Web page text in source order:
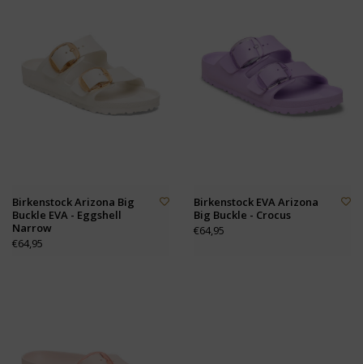
Birkenstock Arizona Big
Buckle EVA - Eggshell
Narrow
€64,95
Birkenstock EVA Arizona
Big Buckle - Crocus
€64,95